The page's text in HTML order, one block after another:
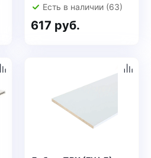
Есть в наличии (63)
617 руб.